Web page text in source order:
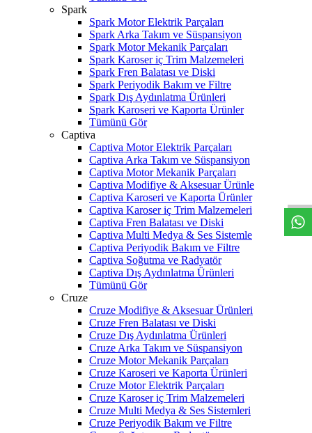
Spark
Spark Motor Elektrik Parçaları
Spark Arka Takım ve Süspansiyon
Spark Motor Mekanik Parçaları
Spark Karoser iç Trim Malzemeleri
Spark Fren Balatası ve Diski
Spark Periyodik Bakım ve Filtre
Spark Dış Aydınlatma Ürünleri
Spark Karoseri ve Kaporta Ürünler
Tümünü Gör
Captiva
Captiva Motor Elektrik Parçaları
Captiva Arka Takım ve Süspansiyon
Captiva Motor Mekanik Parçaları
Captiva Modifiye & Aksesuar Ürünle
Captiva Karoseri ve Kaporta Ürünler
Captiva Karoser iç Trim Malzemeleri
Captiva Fren Balatası ve Diski
Captiva Multi Medya & Ses Sistemle
Captiva Periyodik Bakım ve Filtre
Captiva Soğutma ve Radyatör
Captiva Dış Aydınlatma Ürünleri
Tümünü Gör
Cruze
Cruze Modifiye & Aksesuar Ürünleri
Cruze Fren Balatası ve Diski
Cruze Dış Aydınlatma Ürünleri
Cruze Arka Takım ve Süspansiyon
Cruze Motor Mekanik Parçaları
Cruze Karoseri ve Kaporta Ürünleri
Cruze Motor Elektrik Parçaları
Cruze Karoser iç Trim Malzemeleri
Cruze Multi Medya & Ses Sistemleri
Cruze Periyodik Bakım ve Filtre